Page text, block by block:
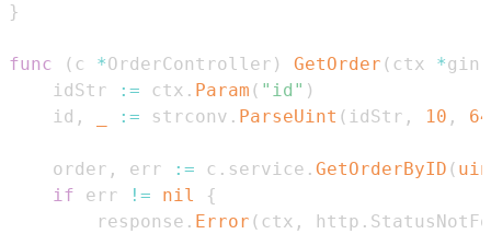
}
func ( c *OrderController ) GetOrder ( ctx *gin
    idStr
:= ctx . Param ( "id" )
    id
, := strconv . ParseUint ( idStr , 10 , 64
    order
, err := c . service . GetOrderByID (
if err != nil
{
        response
. Error ( ctx , http .